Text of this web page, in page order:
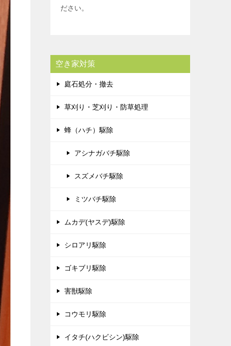
ださい。
空き家対策
庭石処分・撤去
草刈り・芝刈り・防草処理
蜂（ハチ）駆除
アシナガバチ駆除
スズメバチ駆除
ミツバチ駆除
ムカデ(ヤスデ)駆除
シロアリ駆除
ゴキブリ駆除
害獣駆除
コウモリ駆除
イタチ(ハクビシン)駆除